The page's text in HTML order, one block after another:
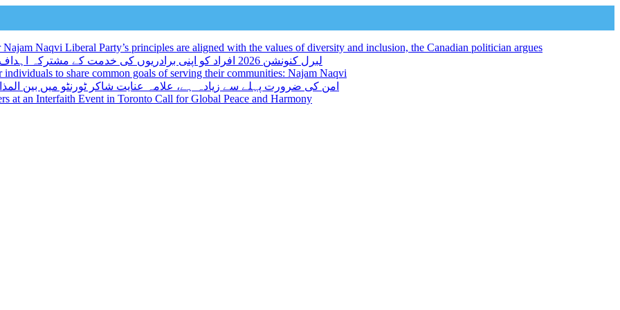
Naqvi Liberal Party’s principles are aligned with the values of diversity and inclusion, the Canadian politician argues
لبرل کنونشن 2026 افراد کو اپنی برادریوں کی خدمت کے مشترکہ اہداف کا اشتراک کرنے کا ایک منفرد موقع فراہم کرتا ہے: نجم نقوی
to share common goals of serving their communities: Najam Naqvi
امن کی ضرورت پہلے سے زیادہ ہے، علامہ عنایت شاکر ٹورنٹو میں بین
at an Interfaith Event in Toronto Call for Global Peace and Harmony